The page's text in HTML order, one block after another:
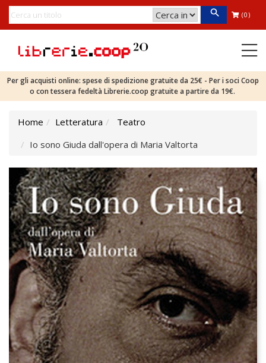
(0)
Per gli acquisti online: spese di spedizione gratuite da 25€ - Per i soci Coop
o con tessera fedeltà Librerie.coop gratuite a partire da 19€.
Home Letteratura
Teatro
Io sono Giuda dall'opera di Maria Valtorta